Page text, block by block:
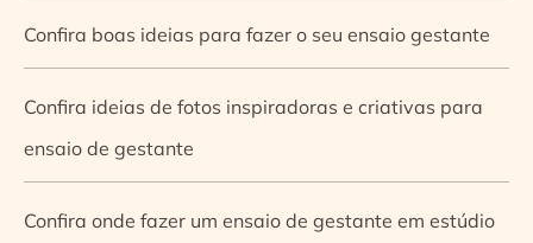
Confira boas ideias para fazer o seu ensaio gestante
Confira ideias de fotos inspiradoras e criativas para
ensaio de gestante
Confira onde fazer um ensaio de gestante em estúdio